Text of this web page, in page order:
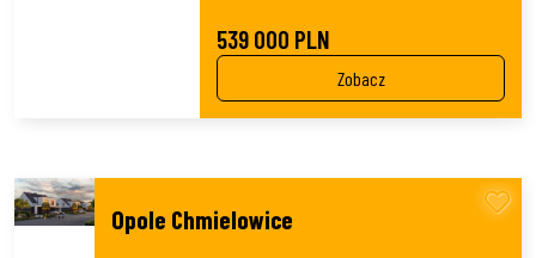
539 000 PLN
Zobacz
Opole Chmielowice